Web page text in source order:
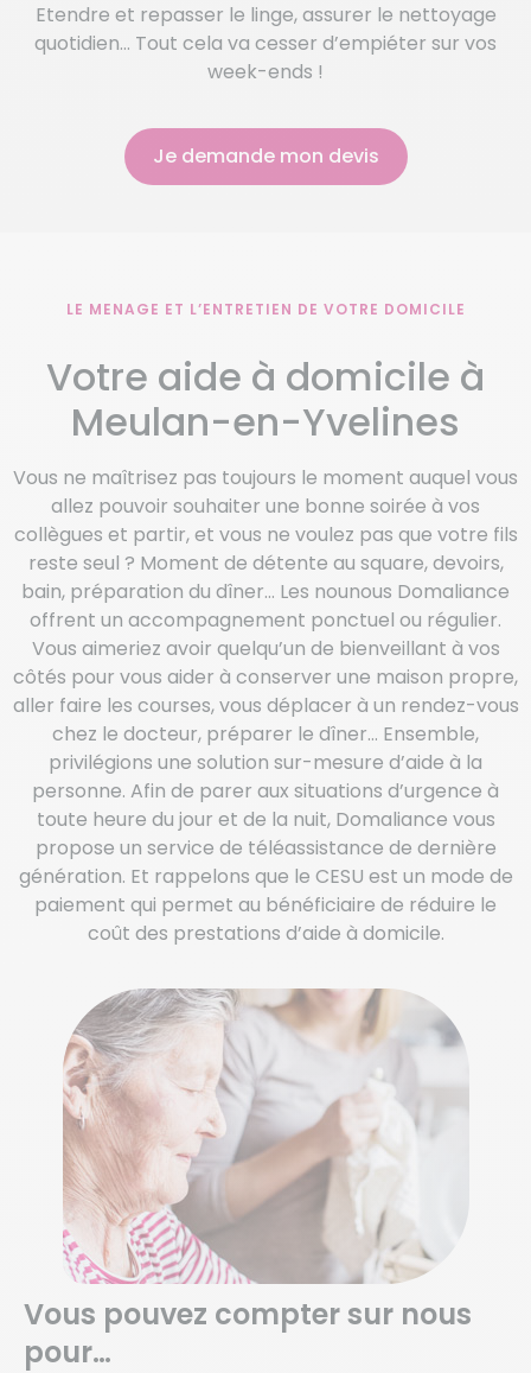
Etendre et repasser le linge, assurer le nettoyage
quotidien… Tout cela va cesser d’empiéter sur vos
week-ends !
Je demande mon devis
LE MENAGE ET L’ENTRETIEN DE VOTRE DOMICILE
Votre aide à domicile à
Meulan-en-Yvelines
Vous ne maîtrisez pas toujours le moment auquel vous
allez pouvoir souhaiter une bonne soirée à vos
collègues et partir, et vous ne voulez pas que votre fils
reste seul ? Moment de détente au square, devoirs,
bain, préparation du dîner… Les nounous Domaliance
offrent un accompagnement ponctuel ou régulier.
Vous aimeriez avoir quelqu’un de bienveillant à vos
côtés pour vous aider à conserver une maison propre,
aller faire les courses, vous déplacer à un rendez-vous
chez le docteur, préparer le dîner… Ensemble,
privilégions une solution sur-mesure d’aide à la
personne. Afin de parer aux situations d’urgence à
toute heure du jour et de la nuit, Domaliance vous
propose un service de téléassistance de dernière
génération. Et rappelons que le CESU est un mode de
paiement qui permet au bénéficiaire de réduire le
coût des prestations d’aide à domicile.
Vous pouvez compter sur nous
pour…